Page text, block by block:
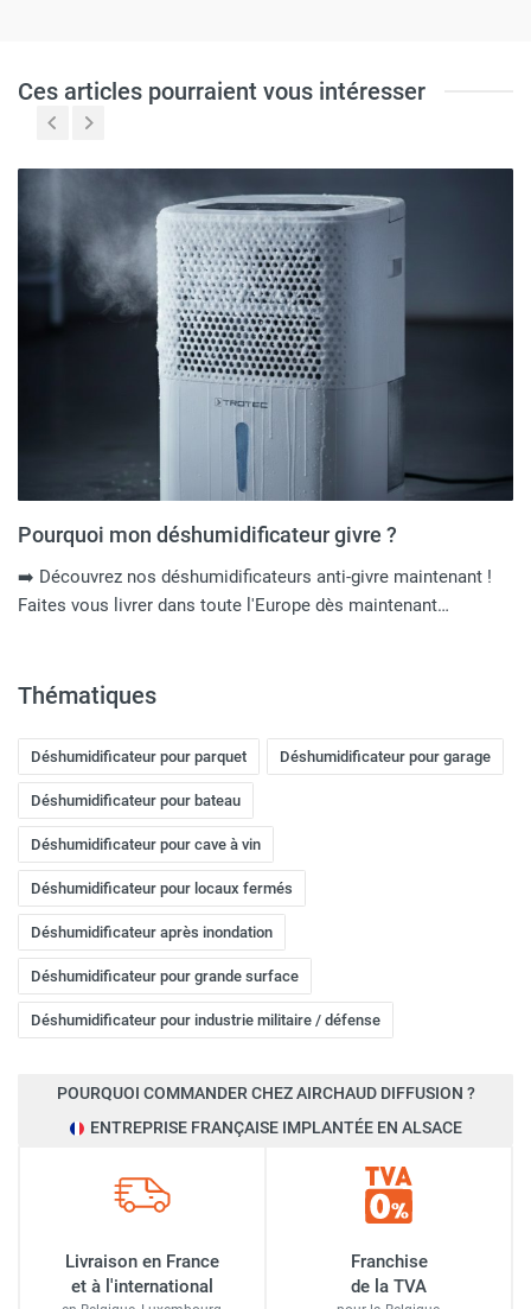
Ces articles pourraient vous intéresser
Pourquoi mon déshumidificateur givre ?
➡️ Découvrez nos déshumidificateurs anti-givre maintenant !
Faites vous livrer dans toute l'Europe dès maintenant…
Thématiques
Déshumidificateur pour parquet Déshumidificateur pour garage
Déshumidificateur pour bateau
Déshumidificateur pour cave à vin
Déshumidificateur pour locaux fermés
Déshumidificateur après inondation
Déshumidificateur pour grande surface
Déshumidificateur pour industrie militaire / défense
POURQUOI COMMANDER CHEZ AIRCHAUD DIFFUSION ?
ENTREPRISE FRANÇAISE IMPLANTÉE EN ALSACE
Livraison en France
et à l'international
Franchise
de la TVA